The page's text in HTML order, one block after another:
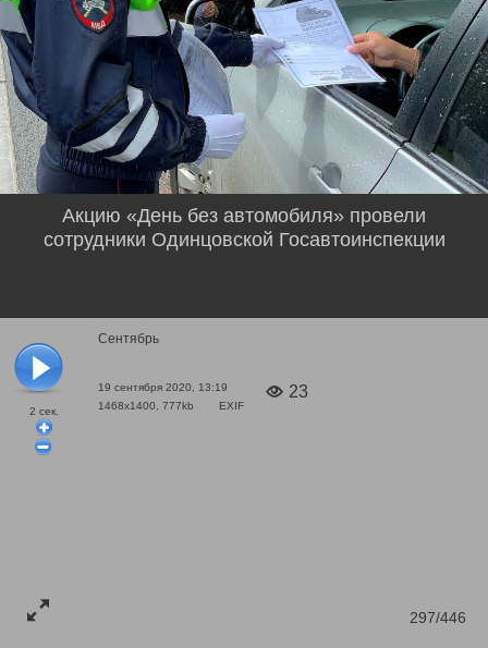
2 сек.
Сентябрь
19 сентября 2020, 13:19
1468x1400, 777kb
EXIF
23
297/446
Акцию «День без автомобиля» провели
сотрудники Одинцовской Госавтоинспекции